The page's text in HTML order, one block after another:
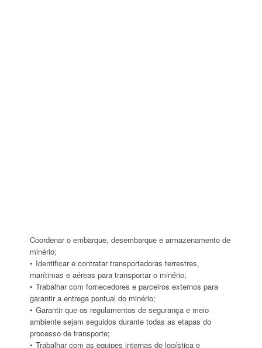
Coordenar o embarque, desembarque e armazenamento de
minério;
Identificar e contratar transportadoras terrestres,
marítimas e aéreas para transportar o minério;
Trabalhar com fornecedores e parceiros externos para
garantir a entrega pontual do minério;
Garantir que os regulamentos de segurança e meio
ambiente sejam seguidos durante todas as etapas do
processo de transporte;
Trabalhar com as equipes internas de logística e